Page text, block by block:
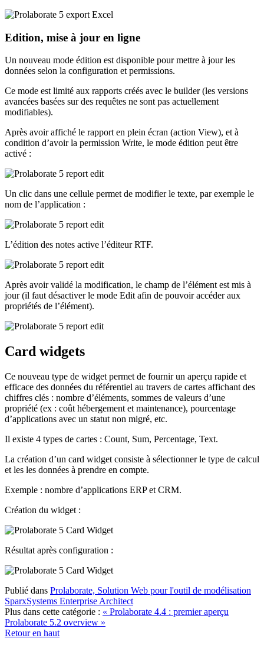
Edition, mise à jour en ligne
Un nouveau mode édition est disponible pour mettre à jour les
données selon la configuration et permissions.
Ce mode est limité aux rapports créés avec le builder (les versions
avancées basées sur des requêtes ne sont pas actuellement
modifiables).
Après avoir affiché le rapport en plein écran (action View), et à
condition d’avoir la permission Write, le mode édition peut être
activé :
Un clic dans une cellule permet de modifier le texte, par exemple le
nom de l’application :
L’édition des notes active l’éditeur RTF.
Après avoir validé la modification, le champ de l’élément est mis à
jour (il faut désactiver le mode Edit afin de pouvoir accéder aux
propriétés de l’élément).
Card widgets
Ce nouveau type de widget permet de fournir un aperçu rapide et
efficace des données du référentiel au travers de cartes affichant des
chiffres clés : nombre d’éléments, sommes de valeurs d’une
propriété (ex : coût hébergement et maintenance), pourcentage
d’applications avec un statut non migré, etc.
Il existe 4 types de cartes : Count, Sum, Percentage, Text.
La création d’un card widget consiste à sélectionner le type de calcul
et les les données à prendre en compte.
Exemple : nombre d’applications ERP et CRM.
Création du widget :
Résultat après configuration :
Publié dans Prolaborate, Solution Web pour l'outil de modélisation
SparxSystems Enterprise Architect
Plus dans cette catégorie : « Prolaborate 4.4 : premier aperçu
Prolaborate 5.2 overview »
Retour en haut